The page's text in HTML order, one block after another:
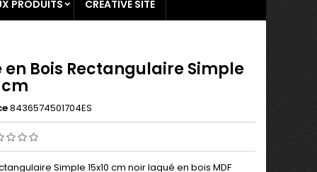
PRODUITS CREATIVE SITE
en Bois Rectangulaire Simple
cm
8436574501704ES
Simple 15x10 cm noir laqué en bois MDF